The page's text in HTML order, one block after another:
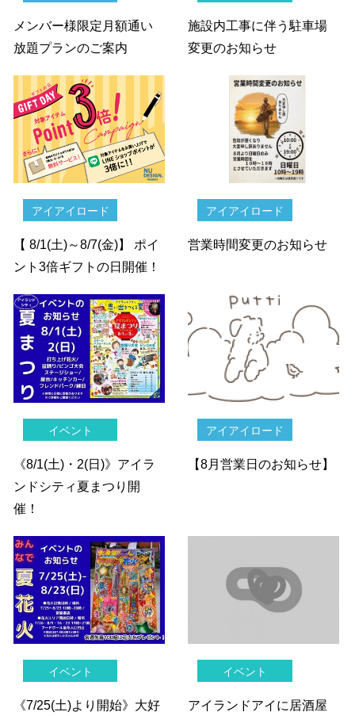
メンバー様限定月額通い
放題プランのご案内
施設内工事に伴う駐車場
変更のお知らせ
アイアイロード
【 8/1(土)～8/7(金)】 ポイ
ント3倍ギフトの日開催！
アイアイロード
営業時間変更のお知らせ
イベント
《8/1(土)・2(日)》アイラ
ンドシティ夏まつり開
催！
アイアイロード
【8月営業日のお知らせ】
イベント
《7/25(土)より開始》大好
イベント
アイランドアイに居酒屋